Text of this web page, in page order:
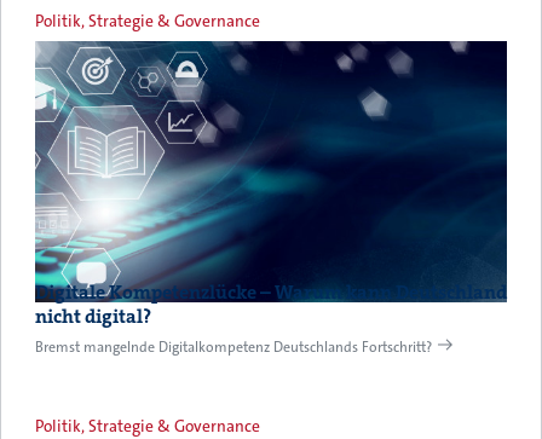
Politik, Strategie & Governance
Digitale Kompetenzlücke – Warum kann Deutschland
nicht digital?
Bremst mangelnde Digitalkompetenz Deutschlands Fortschritt?
Politik, Strategie & Governance